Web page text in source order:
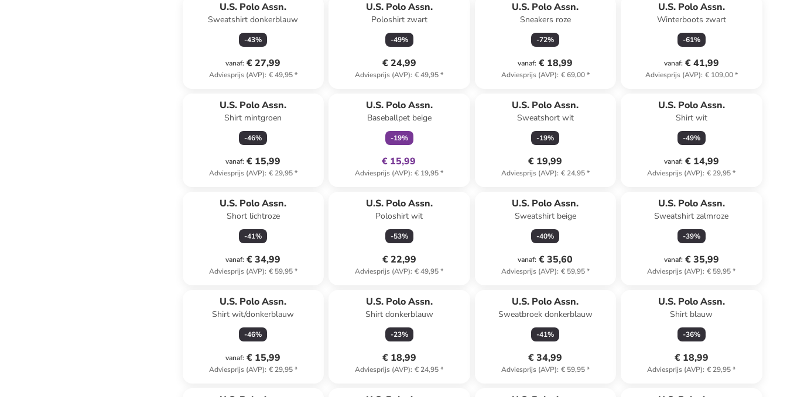
U.S. Polo Assn.
Sweatshirt donkerblauw
-43%
vanaf: € 27,99
Adviesprijs (AVP): € 49,95*
U.S. Polo Assn.
Poloshirt zwart
-49%
€ 24,99
Adviesprijs (AVP): € 49,95*
U.S. Polo Assn.
Sneakers roze
-72%
vanaf: € 18,99
Adviesprijs (AVP): € 69,00*
U.S. Polo Assn.
Winterboots zwart
-61%
vanaf: € 41,99
Adviesprijs (AVP): € 109,00*
U.S. Polo Assn.
Shirt mintgroen
-46%
vanaf: € 15,99
Adviesprijs (AVP): € 29,95*
U.S. Polo Assn.
Baseballpet beige
-19%
€ 15,99
Adviesprijs (AVP): € 19,95*
U.S. Polo Assn.
Sweatshort wit
-19%
€ 19,99
Adviesprijs (AVP): € 24,95*
U.S. Polo Assn.
Shirt wit
-49%
vanaf: € 14,99
Adviesprijs (AVP): € 29,95*
U.S. Polo Assn.
Short lichtroze
-41%
vanaf: € 34,99
Adviesprijs (AVP): € 59,95*
U.S. Polo Assn.
Poloshirt wit
-53%
€ 22,99
Adviesprijs (AVP): € 49,95*
U.S. Polo Assn.
Sweatshirt beige
-40%
vanaf: € 35,60
Adviesprijs (AVP): € 59,95*
U.S. Polo Assn.
Sweatshirt zalmroze
-39%
vanaf: € 35,99
Adviesprijs (AVP): € 59,95*
U.S. Polo Assn.
Shirt wit/donkerblauw
-46%
vanaf: € 15,99
Adviesprijs (AVP): € 29,95*
U.S. Polo Assn.
Shirt donkerblauw
-23%
€ 18,99
Adviesprijs (AVP): € 24,95*
U.S. Polo Assn.
Sweatbroek donkerblauw
-41%
€ 34,99
Adviesprijs (AVP): € 59,95*
U.S. Polo Assn.
Shirt blauw
-36%
€ 18,99
Adviesprijs (AVP): € 29,95*